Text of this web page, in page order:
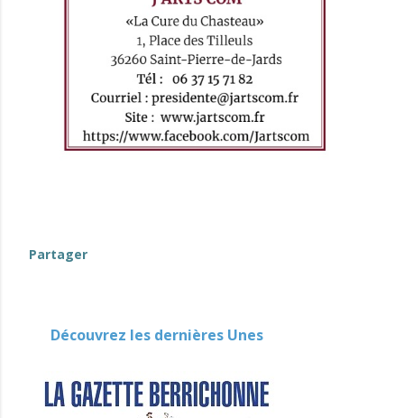
Partager
Découvrez les dernières Unes